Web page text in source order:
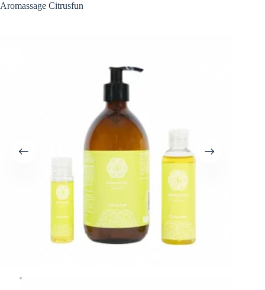
Aromassage Citrusfun